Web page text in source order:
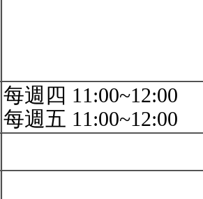
每週四 11:00~12:00
每週五 11:00~12:00